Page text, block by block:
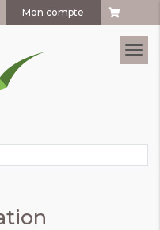
Mon compte